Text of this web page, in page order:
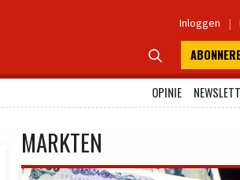
Inloggen |

OPINIE
MARKTEN